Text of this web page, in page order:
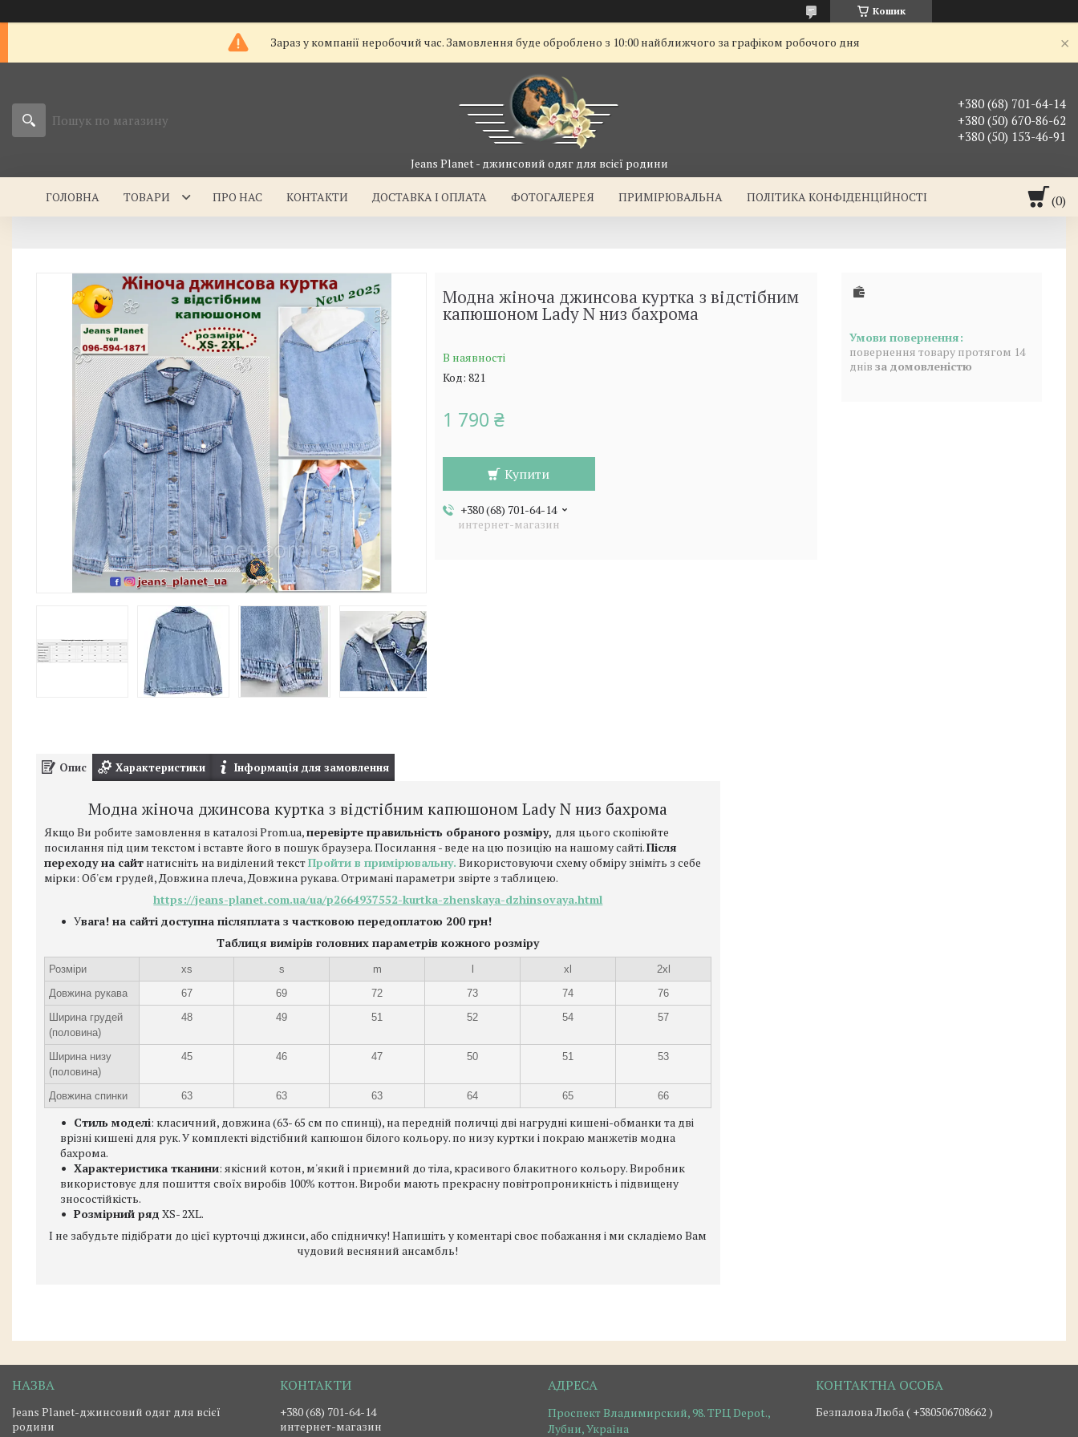
Кошик
Зараз у компанії неробочий час. Замовлення буде оброблено з 10:00 найближчого за графіком робочого дня
Jeans Planet - джинсовий одяг для всієї родини
+380 (68) 701-64-14
+380 (50) 670-86-62
+380 (50) 153-46-91
ГОЛОВНА ТОВАРИ ПРО НАС КОНТАКТИ ДОСТАВКА I ОПЛАТА ФОТОГАЛЕРЕЯ ПРИМІРЮВАЛЬНА ПОЛІТИКА КОНФІДЕНЦІЙНОСТІ
Модна жіноча джинсова куртка з відстібним
капюшоном Lady N низ бахрома
В наявності
Код: 821
1 790 ₴
Купити
+380 (68) 701-64-14
интернет-магазин
повернення товару протягом 14
днів за домовленістю
Опис Характеристики Інформація для замовлення
Модна жіноча джинсова куртка з відстібним капюшоном Lady N низ бахрома
Якщо Ви робите замовлення в каталозі Prom.ua,перевірте правильність обраного розміру, для цього скопіюйте
посилання під цим текстом і вставте його в пошук браузера. Посилання - веде на цю позицію на нашому сайті.Після
переходу на сайт натисніть на виділений текстПройти в примірювальну. Використовуючи схему обміру зніміть з себе
мірки: Об'єм грудей, Довжина плеча, Довжина рукава. Отримані параметри звірте з таблицею.
https://jeans-planet.com.ua/ua/p2664937552-kurtka-zhenskaya-dzhinsovaya.html
Увага! на сайті доступна післяплата з частковою передоплатою 200 грн!
Таблиця вимірів головних параметрів кожного розміру
Розміри xs s m xl
2xl
Довжина рукава
67 69 72 73 74
76
Ширина грудей
(половина)
48 49 51 52 54 57
Ширина низу
(половина)
45 46 47 50 51 53
Довжина спинки 63 63 63 64 65 66
Стиль моделі: класичний, довжина (63- 65 см по спинці), на передній поличці дві нагрудні кишені-обманки та дві
врізні кишені для рук. У комплекті відстібний капюшон білого кольору. по низу куртки і покраю манжетів модна
бахрома.
Характеристика тканини: якісний котон, м'який і приємний до тіла, красивого блакитного кольору. Виробник
використовує для пошиття своїх виробів 100% коттон. Вироби мають прекрасну повітропроникність і підвищену
зносостійкість.
Розмірний ряд ХS- 2XL.
І не забудьте підібрати до цієї курточці джинси, або спідничку! Напишіть у коментарі своє побажання і ми складіемо Вам
чудовий весняний ансамбль!
Jeans Planet-джинсовий одяг для всієї
родини
+380 (68) 701-64-14
интернет-магазин
Проспект Владимирский, 98. ТРЦ Depot.,
Лубни, Україна
Безпалова Люба ( +380506708662 )